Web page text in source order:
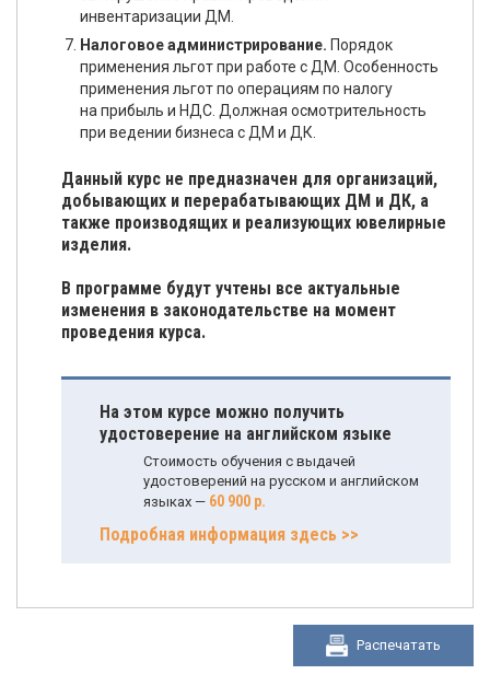
инвентаризации ДМ.
Налоговое администрирование. Порядок
применения льгот при работе с ДМ. Особенность
применения льгот по операциям по налогу
на прибыль и НДС. Должная осмотрительность
при ведении бизнеса с ДМ и ДК.
Данный курс не предназначен для организаций,
добывающих и перерабатывающих ДМ и ДК, а
также производящих и реализующих ювелирные
изделия.
В программе будут учтены все актуальные
изменения в законодательстве на момент
проведения курса.
На этом курсе можно получить
удостоверение на английском языке
Стоимость обучения с выдачей
удостоверений на русском и английском
языках — 60 900 р.
Подробная информация здесь >>
Распечатать